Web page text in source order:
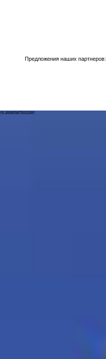
Предложения наших партнеров:
!!0.30085587501526!!